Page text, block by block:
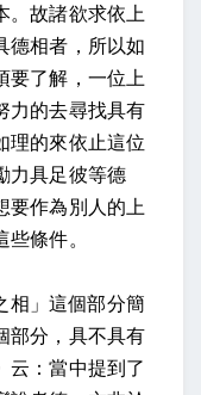
。故諸欲求依上
德相者 ，所以如
要了解，一位上
力的去尋找具有
理的來依止這位
力具足彼等德
要作為別人的上
條件。
相」這個部分簡
部分，具不具有
云：當中提到了